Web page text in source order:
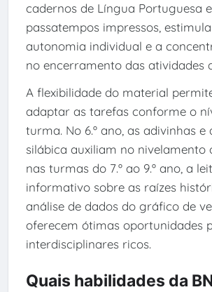
cadernos de Língua Portuguesa
passatempos impressos,
autonomia individual e a
no encerramento das atividades
A flexibilidade do material
adaptar as tarefas conforme o
turma. No 6.º ano, as adivinhas e
silábica auxiliam no nivelamento
nas turmas do 7.º ao 9.º ano, a
informativo sobre as raízes
análise de dados do gráfico de
oferecem ótimas oportunidades
interdisciplinares ricos.
Quais habilidades da